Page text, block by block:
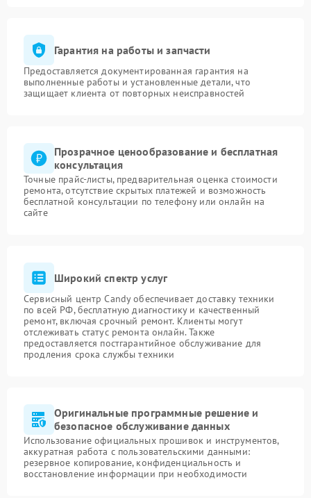
Гарантия на работы и запчасти
Предоставляется документированная гарантия на
выполненные работы и установленные детали, что
защищает клиента от повторных неисправностей
Прозрачное ценообразование и бесплатная
консультация
Точные прайс-листы, предварительная оценка стоимости
ремонта, отсутствие скрытых платежей и возможность
бесплатной консультации по телефону или онлайн на
сайте
Широкий спектр услуг
Сервисный центр Candy обеспечивает доставку техники
по всей РФ, бесплатную диагностику и качественный
ремонт, включая срочный ремонт. Клиенты могут
отслеживать статус ремонта онлайн. Также
предоставляется постгарантийное обслуживание для
продления срока службы техники
Оригинальные программные решение и
безопасное обслуживание данных
Использование официальных прошивок и инструментов,
аккуратная работа с пользовательскими данными:
резервное копирование, конфиденциальность и
восстановление информации при необходимости